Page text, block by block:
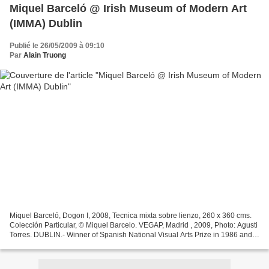
Miquel Barceló @ Irish Museum of Modern Art
(IMMA) Dublin
Publié le 26/05/2009 à 09:10
Par Alain Truong
Miquel Barceló, Dogon I, 2008, Tecnica mixta sobre lienzo, 260 x 360 cms.
Colección Particular, © Miquel Barcelo. VEGAP, Madrid , 2009, Photo: Agusti
Torres. DUBLIN.- Winner of Spanish National Visual Arts Prize in 1986 and